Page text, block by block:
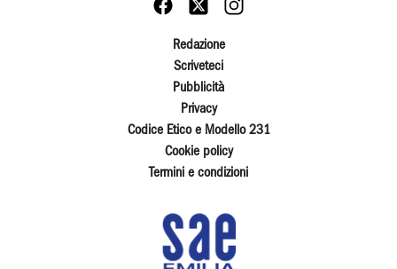
Redazione
Scriveteci
Pubblicità
Privacy
Codice Etico e Modello 231
Cookie policy
Termini e condizioni